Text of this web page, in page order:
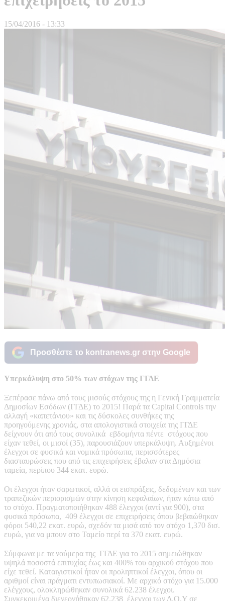
15/04/2016 - 13:33
Προσθέστε το kontranews.gr στην Google
Υπερκάλυψη στο 50% των στόχων της ΓΓΔΕ
Ξεπέρασε πάνω από τους μισούς στόχους της η Γενική Γραμματεία
Δημοσίων Εσόδων (ΓΓΔΕ) το 2015! Παρά τα Capital Controls την
αλλαγή «καπετάνιου» και τις δύσκολες συνθήκες της
προηγούμενης χρονιάς, στα απολογιστικά στοιχεία της ΓΓΔΕ
δείχνουν ότι από τους συνολικά εβδομήντα πέντε στόχους που
είχαν τεθεί, οι μισοί (35), παρουσιάζουν υπερκάλυψη. Αυξημένοι
έλεγχοι σε φυσικά και νομικά πρόσωπα, περισσότερες
διασταυρώσεις που από τις επιχειρήσεις έβαλαν στα Δημόσια
ταμεία, περίπου 344 εκατ. ευρώ.
Οι έλεγχοι ήταν σαρωτικοί, αλλά οι εισπράξεις, δεδομένων και των
τραπεζικών περιορισμών στην κίνηση κεφαλαίων, ήταν κάτω από
το στόχο. Πραγματοποιήθηκαν 488 έλεγχοι (αντί για 900), στα
φυσικά πρόσωπα, 409 έλεγχοι σε επιχειρήσεις όπου βεβαιώθηκαν
φόροι 540,22 εκατ. ευρώ, σχεδόν τα μισά από τον στόχο 1,370 δισ.
ευρώ, για να μπουν στο Ταμείο περί τα 370 εκατ. ευρώ.
Σύμφωνα με τα νούμερα της ΓΓΔΕ για το 2015 σημειώθηκαν
υψηλά ποσοστά επιτυχίας έως και 400% του αρχικού στόχου που
είχε τεθεί. Καταιγιστικοί ήταν οι προληπτικοί έλεγχοι, όπου οι
αριθμοί είναι πράγματι εντυπωσιακοί. Με αρχικό στόχο για 15.000
ελέγχους, ολοκληρώθηκαν συνολικά 62.238 έλεγχοι.
Συγκεκριμένα διενεργήθηκαν 62.238 έλεγχοι των Δ.Ο.Υ σε